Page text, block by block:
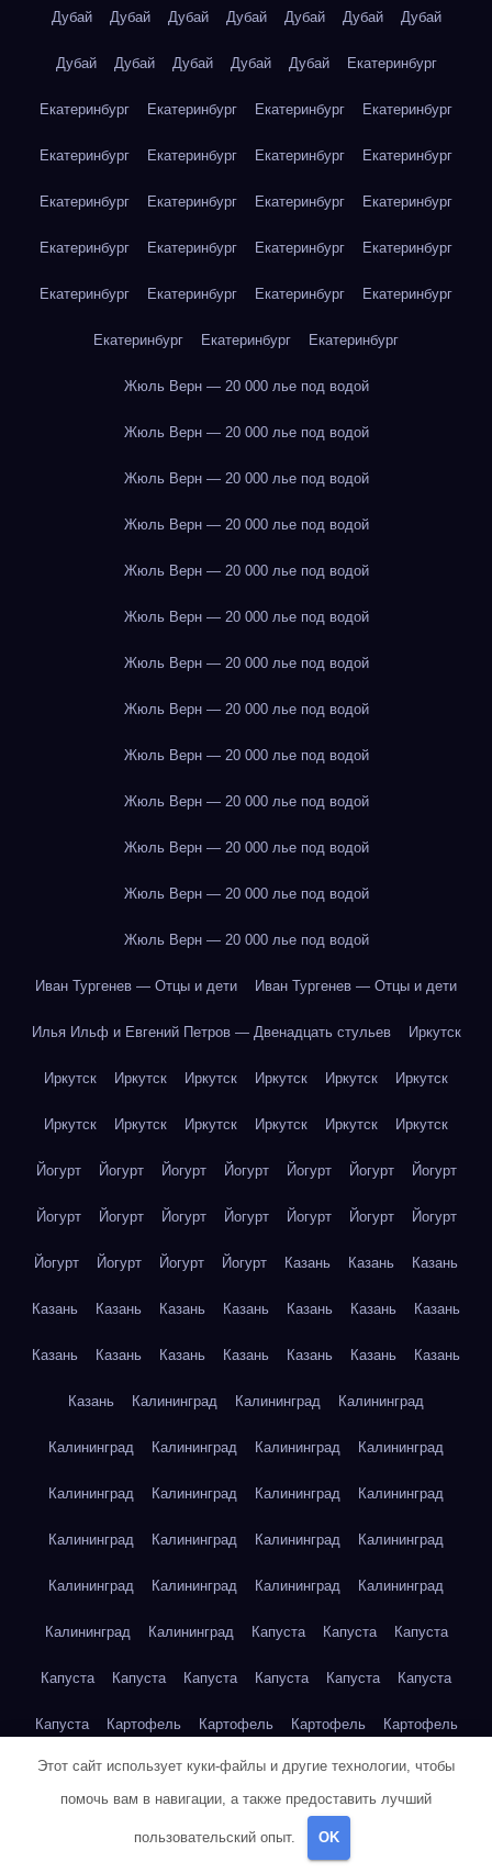
Дубай Дубай Дубай Дубай Дубай Дубай Дубай
Дубай Дубай Дубай Дубай Дубай Екатеринбург
Екатеринбург Екатеринбург Екатеринбург Екатеринбург
Екатеринбург Екатеринбург Екатеринбург Екатеринбург
Екатеринбург Екатеринбург Екатеринбург Екатеринбург
Екатеринбург Екатеринбург Екатеринбург Екатеринбург
Екатеринбург Екатеринбург Екатеринбург Екатеринбург
Екатеринбург Екатеринбург Екатеринбург
Жюль Верн — 20 000 лье под водой
Жюль Верн — 20 000 лье под водой
Жюль Верн — 20 000 лье под водой
Жюль Верн — 20 000 лье под водой
Жюль Верн — 20 000 лье под водой
Жюль Верн — 20 000 лье под водой
Жюль Верн — 20 000 лье под водой
Жюль Верн — 20 000 лье под водой
Жюль Верн — 20 000 лье под водой
Жюль Верн — 20 000 лье под водой
Жюль Верн — 20 000 лье под водой
Жюль Верн — 20 000 лье под водой
Жюль Верн — 20 000 лье под водой
Иван Тургенев — Отцы и дети Иван Тургенев — Отцы и дети
Илья Ильф и Евгений Петров — Двенадцать стульев Иркутск
Иркутск Иркутск Иркутск Иркутск Иркутск Иркутск
Иркутск Иркутск Иркутск Иркутск Иркутск Иркутск
Йогурт Йогурт Йогурт Йогурт Йогурт Йогурт Йогурт
Йогурт Йогурт Йогурт Йогурт Йогурт Йогурт Йогурт
Йогурт Йогурт Йогурт Йогурт Казань Казань Казань
Казань Казань Казань Казань Казань Казань Казань
Казань Казань Казань Казань Казань Казань Казань
Казань Калининград Калининград Калининград
Калининград Калининград Калининград Калининград
Калининград Калининград Калининград Калининград
Калининград Калининград Калининград Калининград
Калининград Калининград Калининград Калининград
Калининград Калининград Капуста Капуста Капуста
Капуста Капуста Капуста Капуста Капуста Капуста
Капуста Картофель Картофель Картофель Картофель
Картофель Картофель Картофель Картофель
Картофель
Кейптаун
Этот сайт использует куки-файлы и другие технологии, чтобы
помочь вам в навигации, а также предоставить лучший
пользовательский опыт. OK